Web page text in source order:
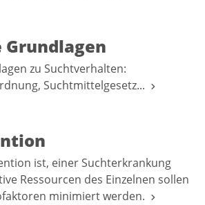
Grundlagen
zu Suchtverhalten:
Suchtmittelgesetz...
ist, einer Suchterkrankung
Ressourcen des Einzelnen sollen
minimiert werden.